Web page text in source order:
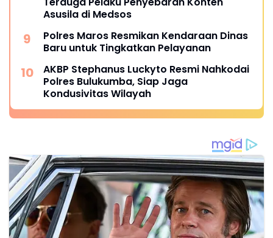
Asusila di Medsos
Polres Maros Resmikan Kendaraan Dinas
Baru untuk Tingkatkan Pelayanan
AKBP Stephanus Luckyto Resmi Nahkodai
Polres Bulukumba, Siap Jaga
Kondusivitas Wilayah